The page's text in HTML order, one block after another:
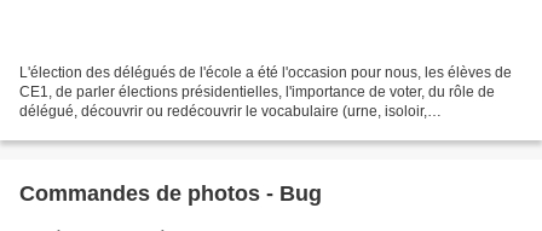
L'élection des délégués de l'école a été l'occasion pour nous, les élèves de
CE1, de parler élections présidentielles, l'importance de voter, du rôle de
délégué, découvrir ou redécouvrir le vocabulaire (urne, isoloir,
Commandes de photos - Bug